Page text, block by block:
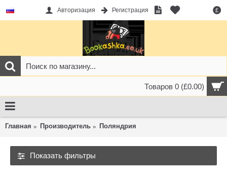
£
Авторизация Регистрация
Товаров 0 (£0.00)
Главная Производитель Поляндрия
Показать фильтры